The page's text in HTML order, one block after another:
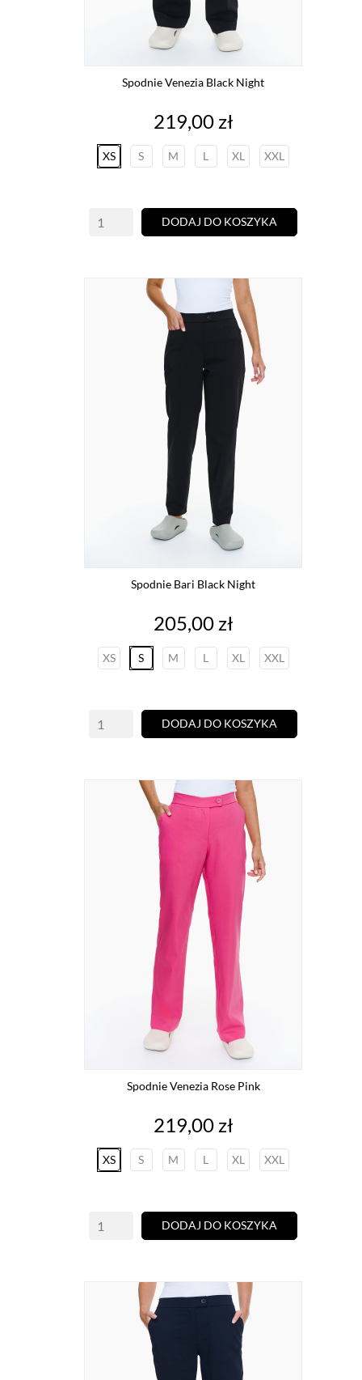
Spodnie Venezia Black Night
Cena
219,00 zł
XS S M L XL XXL
DODAJ DO KOSZYKA
Spodnie Bari Black Night
Cena
205,00 zł
XS S M L XL XXL
DODAJ DO KOSZYKA
Spodnie Venezia Rose Pink
Cena
219,00 zł
XS S M L XL XXL
DODAJ DO KOSZYKA